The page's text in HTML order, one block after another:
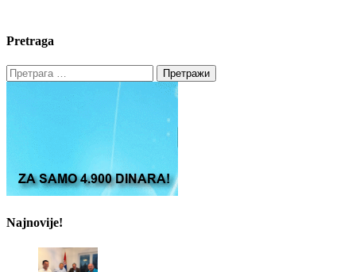
Pretraga
Претрага
за:
Najnovije!